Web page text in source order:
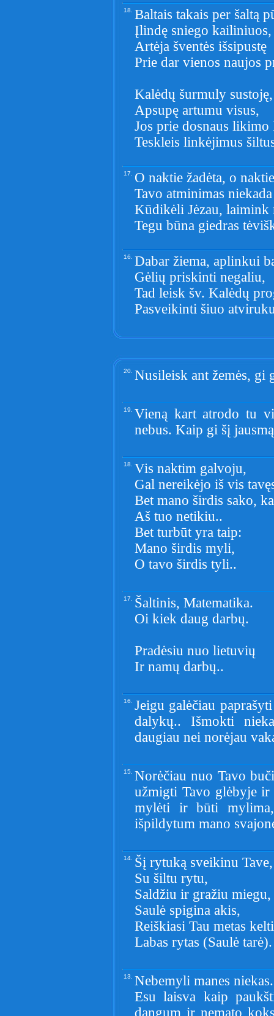
18. Baltais takais per šaltą
Įlindę sniego kailiniuos,
Artėja šventės išsipustę
Prie dar vienos naujos
Kalėdų šurmuly sustoję,
Apsupę artumu visus,
Jos prie dosnaus likimo
Teskleis linkėjimus
17. O naktie žadėta, o
Tavo atminimas
Kūdikėli Jėzau, laimink
Tegu būna giedras
16. Dabar žiema, aplinkui
Gėlių priskinti negaliu,
Tad leisk šv. Kalėdų
Pasveikinti šiuo
20. Nusileisk ant žemės, gi
19. Vieną kart atrodo tu
nebus. Kaip gi šį
18. Vis naktim galvoju,
Gal nereikėjo iš vis
Bet mano širdis sako,
Aš tuo netikiu..
Bet turbūt yra taip:
Mano širdis myli,
O tavo širdis tyli..
17. Šaltinis, Matematika.
Oi kiek daug darbų.
Pradėsiu nuo lietuvių
Ir namų darbų..
16. Jeigu galėčiau
dalykų.. Išmokti
daugiau nei norėjau
15. Norėčiau nuo Tavo
užmigti Tavo glėbyje ir
mylėti ir būti
išpildytum mano
14. Šį rytuką sveikinu Tave,
Su šiltu rytu,
Saldžiu ir gražiu miegu,
Saulė spigina akis,
Reiškiasi Tau metas
Labas rytas (Saulė tarė).
13. Nebemyli manes
Esu laisva kaip
dangum ir nemato